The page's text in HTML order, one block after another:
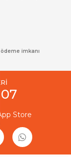
imkanı
Store